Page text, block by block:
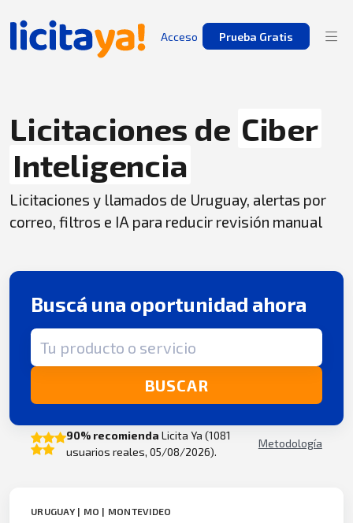
Acceso Prueba Gratis
Licitaciones de Ciber
Inteligencia
Licitaciones y llamados de Uruguay, alertas por
correo, filtros e IA para reducir revisión manual
Buscá una oportunidad ahora
Término de búsqueda
BUSCAR
90% recomienda Licita Ya (1081
usuarios reales, 05/08/2026).
Metodología
URUGUAY | MO | MONTEVIDEO